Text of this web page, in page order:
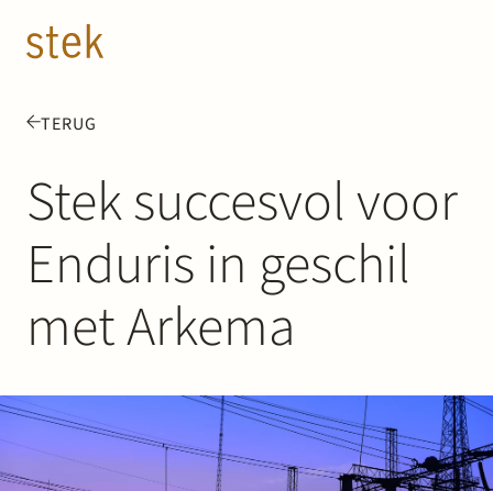
TERUG
Stek succesvol voor
Enduris in geschil
met Arkema
Mensen
Expertise
Over ons
Track record
News & Insights
Contact